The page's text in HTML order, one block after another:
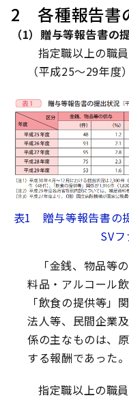
2 各種報告書
（1）贈与等報告書の
指定職以上の職
（平成25～29年度
表1 贈与等報告書の
SV
「金銭、物品等
料品・アルコール
「飲食の提供等」
法人等、民間企業
係の主なものは、
する報酬であった。
指定職以上の職